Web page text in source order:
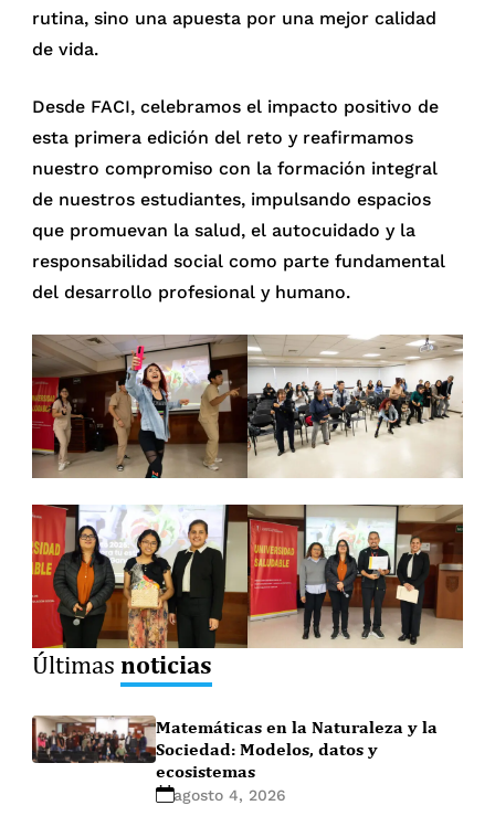
rutina, sino una apuesta por una mejor calidad
de vida.
Desde FACI, celebramos el impacto positivo de
esta primera edición del reto y reafirmamos
nuestro compromiso con la formación integral
de nuestros estudiantes, impulsando espacios
que promuevan la salud, el autocuidado y la
responsabilidad social como parte fundamental
del desarrollo profesional y humano.
Últimasnoticias
Matemáticas en la Naturaleza y la
Sociedad: Modelos, datos y
ecosistemas
agosto 4, 2026